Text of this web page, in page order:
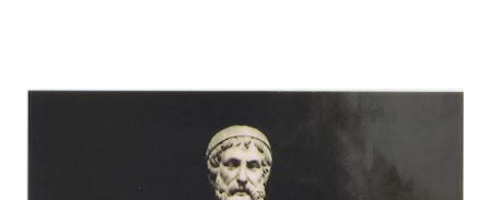
возвышался Приамов, Гордое зданье данаев, стена
невредимой стояла, Но когда как троянские в брани погибли